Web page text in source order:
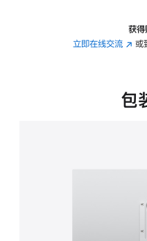
的
获得
立即在线交流 (在
中
或
包